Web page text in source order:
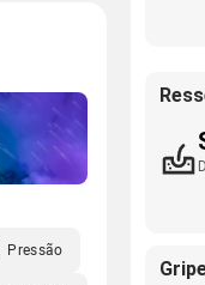
Pressão